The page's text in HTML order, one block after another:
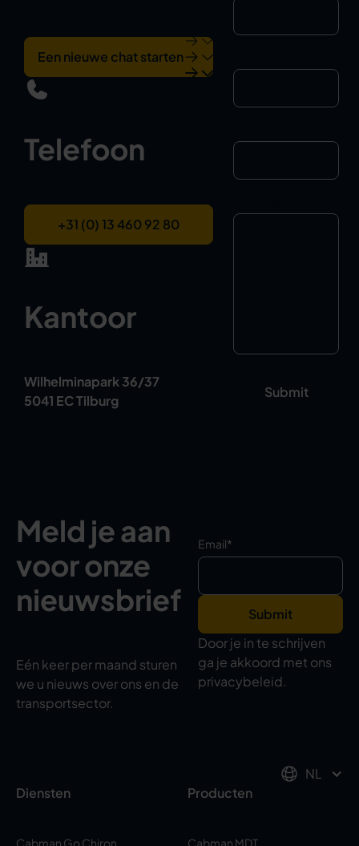
Een nieuwe chat starten
Telefoon
+31 (0) 13 460 92 80
Kantoor
Wilhelminapark 36/37
5041 EC Tilburg
Meld je aan
voor onze
nieuwsbrief
Eén keer per maand sturen
we u nieuws over ons en de
transportsector.
Email*
Door je in te schrijven
ga je akkoord met ons
privacybeleid.
NL
Diensten
Cabman Go Chiron
Producten
Cabman MDT